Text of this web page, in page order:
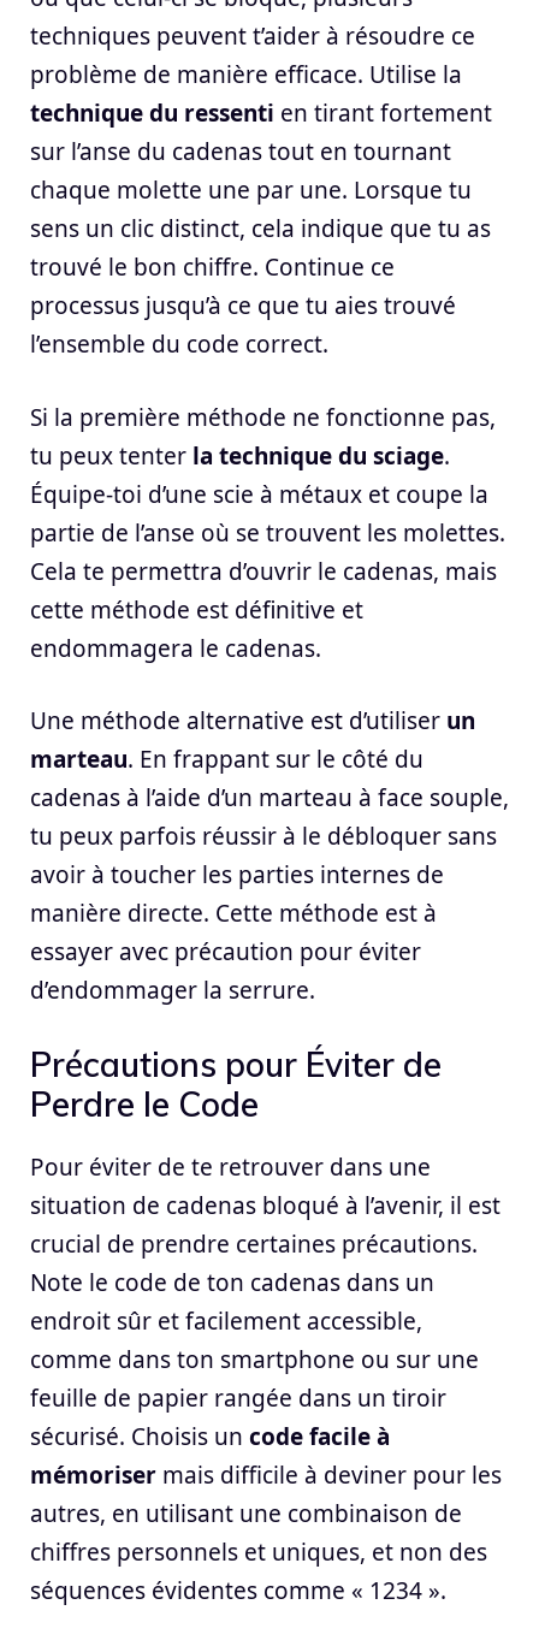
techniques peuvent t’aider à résoudre ce
problème de manière efficace. Utilise la
technique du ressenti en tirant fortement
sur l’anse du cadenas tout en tournant
chaque molette une par une. Lorsque tu
sens un clic distinct, cela indique que tu as
trouvé le bon chiffre. Continue ce
processus jusqu’à ce que tu aies trouvé
l’ensemble du code correct.
Si la première méthode ne fonctionne pas,
tu peux tenter la technique du sciage.
Équipe-toi d’une scie à métaux et coupe la
partie de l’anse où se trouvent les molettes.
Cela te permettra d’ouvrir le cadenas, mais
cette méthode est définitive et
endommagera le cadenas.
Une méthode alternative est d’utiliser un
marteau. En frappant sur le côté du
cadenas à l’aide d’un marteau à face souple,
tu peux parfois réussir à le débloquer sans
avoir à toucher les parties internes de
manière directe. Cette méthode est à
essayer avec précaution pour éviter
d’endommager la serrure.
Précautions pour Éviter de
Perdre le Code
Pour éviter de te retrouver dans une
situation de cadenas bloqué à l’avenir, il est
crucial de prendre certaines précautions.
Note le code de ton cadenas dans un
endroit sûr et facilement accessible,
comme dans ton smartphone ou sur une
feuille de papier rangée dans un tiroir
sécurisé. Choisis un code facile à
mémoriser mais difficile à deviner pour les
autres, en utilisant une combinaison de
chiffres personnels et uniques, et non des
séquences évidentes comme « 1234 ».